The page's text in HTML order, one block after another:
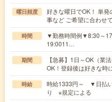
曜日頻度
好きな曜日でOK！ 単
事など ご希望に合わせ
時間
▼勤務時間例▼8:30～
19:0011…
期間
【急募】1日～OK（業
OK！登録後は好きな時
時給
時給1333円～ ▼日払
り ※規定による